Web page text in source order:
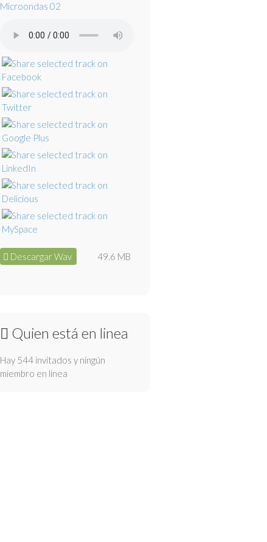
Microondas 02
Descargar Wav 49.6 MB
Quien está en linea
Hay 544 invitados y ningún
miembro en línea